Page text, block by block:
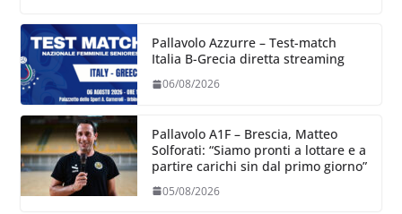
Pallavolo Azzurre – Test-match
Italia B-Grecia diretta streaming
06/08/2026
Pallavolo A1F – Brescia, Matteo
Solforati: “Siamo pronti a lottare e a
partire carichi sin dal primo giorno”
05/08/2026